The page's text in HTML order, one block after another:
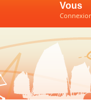
Vous